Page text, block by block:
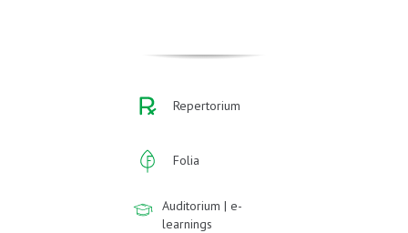
Repertorium
Folia
Auditorium | e-
learnings